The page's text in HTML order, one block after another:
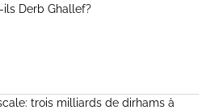
ils Derb Ghallef?
trois milliards de dirhams à